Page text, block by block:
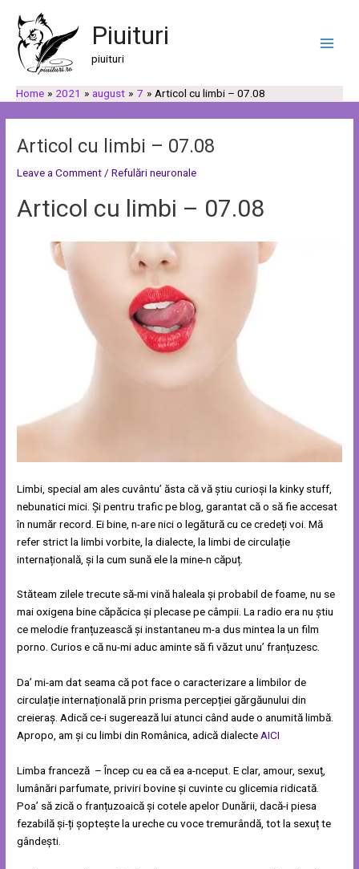
content
Piuituri
piuituri
Menu
Home 2021 august 7 Articol cu limbi – 07.08
Articol cu limbi – 07.08
Leave a Comment/Refulări neuronale
Articol cu limbi – 07.08
Limbi, special am ales cuvântu’ ăsta că vă știu curioși la kinky stuff,
nebunatici mici. Și pentru trafic pe blog, garantat că o să fie accesat
în număr record. Ei bine, n-are nici o legătură cu ce credeți voi. Mă
refer strict la limbi vorbite, la dialecte, la limbi de circulație
internațională, și la cum sună ele la mine-n căpuț.
Stăteam zilele trecute să-mi vină haleala și probabil de foame, nu se
mai oxigena bine căpăcica și plecase pe câmpii. La radio era nu știu
ce melodie franțuzească și instantaneu m-a dus mintea la un film
porno. Curios e că nu-mi aduc aminte să fi văzut unu’ franțuzesc.
Da’ mi-am dat seama că pot face o caracterizare a limbilor de
circulație internațională prin prisma percepției gărgăunului din
creieraș. Adică ce-i sugerează lui atunci când aude o anumită limbă.
Apropo, am și cu limbi din Românica, adică dialecteAICI
Limba franceză – Încep cu ea că ea a-nceput. E clar, amour, sexuț,
lumânări parfumate, priviri bovine și cuvinte cu glicemia ridicată.
Poa’ să zică o franțuzoaică și cotele apelor Dunării, dacă-i piesa
fezabilă și-ți șoptește la ureche cu voce tremurândă, tot la sexuț te
gândești.
navigation
a
u
ă
a
t
g
o
r